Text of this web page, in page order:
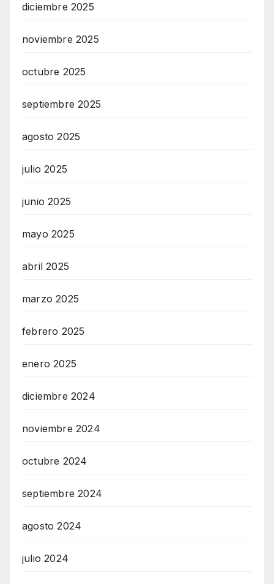
diciembre 2025
noviembre 2025
octubre 2025
septiembre 2025
agosto 2025
julio 2025
junio 2025
mayo 2025
abril 2025
marzo 2025
febrero 2025
enero 2025
diciembre 2024
noviembre 2024
octubre 2024
septiembre 2024
agosto 2024
julio 2024